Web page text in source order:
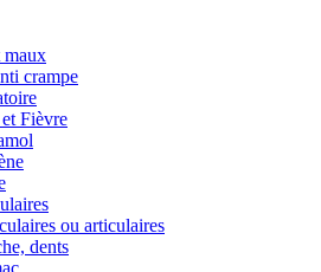
maux
crampe
Fièvre
ou articulaires
dents